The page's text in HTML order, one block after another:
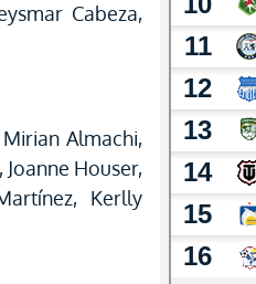
Cabeza,
Almachi,
Houser,
Kerlly